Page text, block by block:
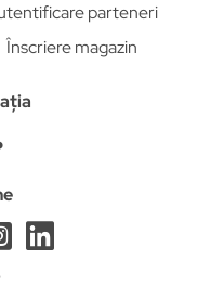
parteneri
Înscriere magazin